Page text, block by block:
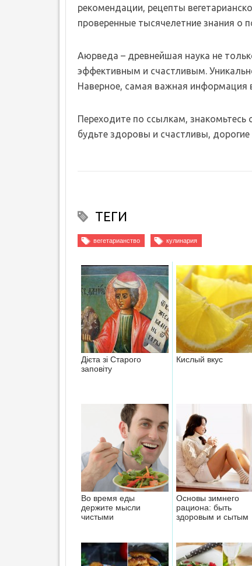
рекомендации, рецепты
проверенные тысячелетние знания о
Аюрведа – древнейшая наука не
эффективным и счастливым.
Наверное, самая важная информация
Переходите по ссылкам,
будьте здоровы и счастливы, дорогие
ТЕГИ
вегетарианство кулинария
Дієта зі Старого
заповіту
Кислый вкус
Во время еды
держите мысли
чистыми
Основы зимнего
рациона: быть
здоровым и сытым